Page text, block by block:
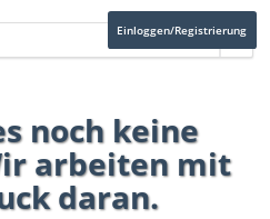
Einloggen/Registrierung
noch keine
arbeiten mit
daran.